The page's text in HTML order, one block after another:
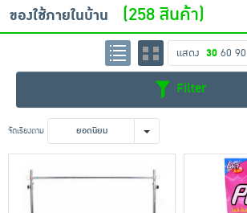
เครื่องดื่มและผงชงดื่ม
เครื่องปรุงรสและของแห้ง
ขนมขบเคี้ยว และช็อคโกแลต
พระเครื่อง test pop
ของใช้ภายในบ้าน (258 สินค้า)
แสดง 30 60 90
Filter
จัดเรียงตาม ยอดนิยม